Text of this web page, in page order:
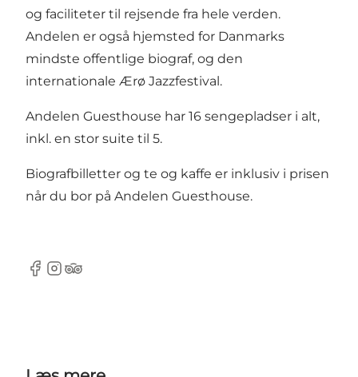
og faciliteter til rejsende fra hele verden.
Andelen er også hjemsted for Danmarks
mindste offentlige biograf, og den
internationale Ærø Jazzfestival.
Andelen Guesthouse har 16 sengepladser i alt,
inkl. en stor suite til 5.
Biografbilletter og te og kaffe er inklusiv i prisen
når du bor på Andelen Guesthouse.
Facebook
Instagram
Tripadvisor